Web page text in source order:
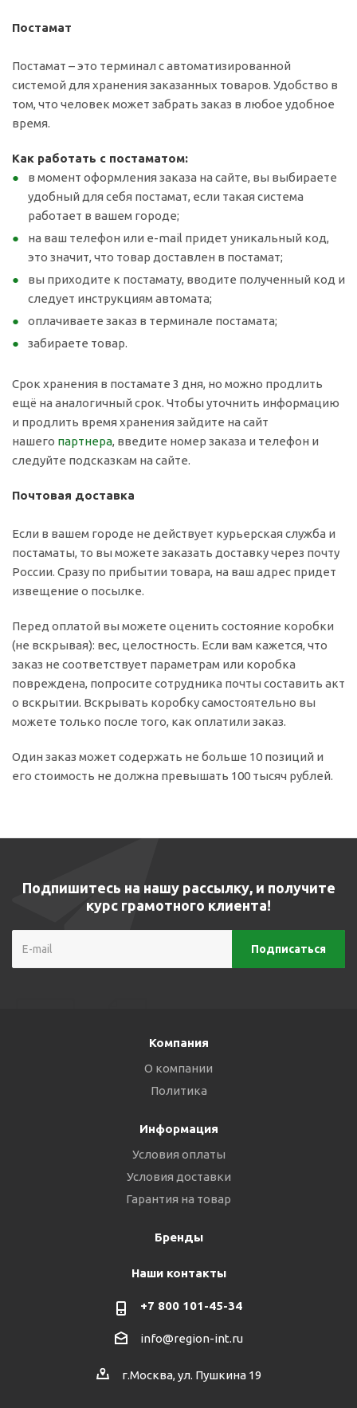
Постамат
Постамат – это терминал с автоматизированной
системой для хранения заказанных товаров. Удобство в
том, что человек может забрать заказ в любое удобное
время.
Как работать с постаматом:
в момент оформления заказа на сайте, вы выбираете
удобный для себя постамат, если такая система
работает в вашем городе;
на ваш телефон или e-mail придет уникальный код,
это значит, что товар доставлен в постамат;
вы приходите к постамату, вводите полученный код и
следует инструкциям автомата;
оплачиваете заказ в терминале постамата;
забираете товар.
Срок хранения в постамате 3 дня, но можно продлить
ещё на аналогичный срок. Чтобы уточнить информацию
и продлить время хранения зайдите на сайт
нашего партнера, введите номер заказа и телефон и
следуйте подсказкам на сайте.
Почтовая доставка
Если в вашем городе не действует курьерская служба и
постаматы, то вы можете заказать доставку через почту
России. Сразу по прибытии товара, на ваш адрес придет
извещение о посылке.
Перед оплатой вы можете оценить состояние коробки
(не вскрывая): вес, целостность. Если вам кажется, что
заказ не соответствует параметрам или коробка
повреждена, попросите сотрудника почты составить акт
о вскрытии. Вскрывать коробку самостоятельно вы
можете только после того, как оплатили заказ.
Один заказ может содержать не больше 10 позиций и
его стоимость не должна превышать 100 тысяч рублей.
Подпишитесь на нашу рассылку, и получите
курс грамотного клиента!
Компания
О компании
Политика
Информация
Условия оплаты
Условия доставки
Гарантия на товар
Бренды
Наши контакты
+7 800 101-45-34
info@region-int.ru
г.Москва, ул. Пушкина 19